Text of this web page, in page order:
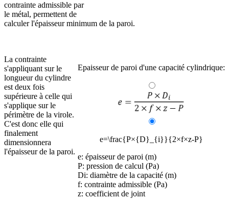
contrainte admissible par
le métal, permettent de
calculer l'épaisseur minimum de la paroi.
Epaisseur de paroi d'une capacité cylindrique:
e=\frac{P×{D}_{i}}{2×f×z-P}
e: épaisseur de paroi (m)
P: pression de calcul (Pa)
Di: diamètre de la capacité (m)
f: contrainte admissible (Pa)
z: coefficient de joint
La contrainte
s'appliquant sur le
longueur du cylindre
est deux fois
supérieure à celle qui
s'applique sur le
périmètre de la virole.
C'est donc elle qui
finalement
dimensionnera
l'épaisseur de la paroi.